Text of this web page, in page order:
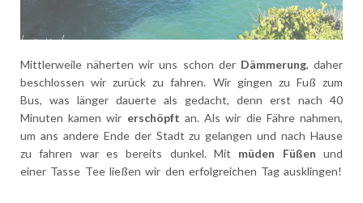
Mittlerweile näherten wir uns schon der Dämmerung, daher
beschlossen wir zurück zu fahren. Wir gingen zu Fuß zum
Bus, was länger dauerte als gedacht, denn erst nach 40
Minuten kamen wir erschöpft an. Als wir die Fähre nahmen,
um ans andere Ende der Stadt zu gelangen und nach Hause
zu fahren war es bereits dunkel. Mit müden Füßen und
einer Tasse Tee ließen wir den erfolgreichen Tag ausklingen!